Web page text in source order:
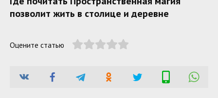
позволит жить в столице и деревне
Оцените статью